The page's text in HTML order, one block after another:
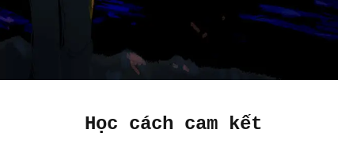
Học cách cam kết